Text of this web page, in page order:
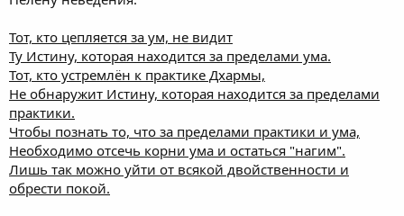
Тот, кто цепляется за ум, не видит
Ту Истину, которая находится за пределами ума.
Тот, кто устремлён к практике Дхармы,
Не обнаружит Истину, которая находится за пределами
практики.
Чтобы познать то, что за пределами практики и ума,
Необходимо отсечь корни ума и остаться "нагим".
Лишь так можно уйти от всякой двойственности и
обрести покой.